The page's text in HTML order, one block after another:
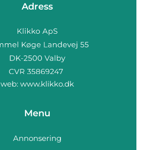
Adress
web: www.klikko.dk
Menu
Annonsering